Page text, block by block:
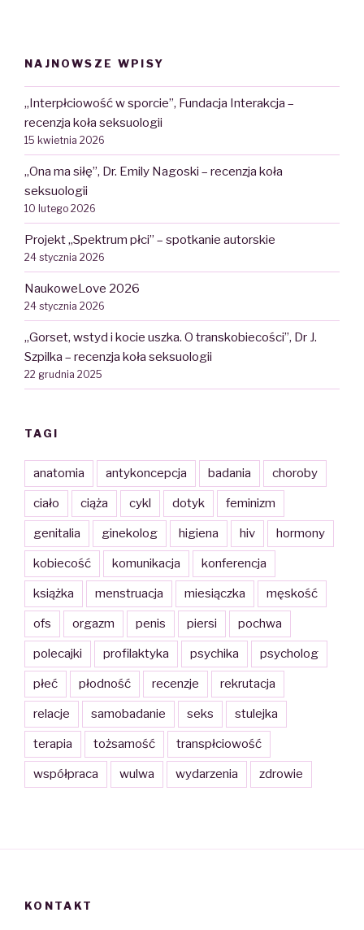
NAJNOWSZE WPISY
„Interpłciowość w sporcie”, Fundacja Interakcja –
recenzja koła seksuologii
15 kwietnia 2026
„Ona ma siłę”, Dr. Emily Nagoski – recenzja koła
seksuologii
10 lutego 2026
Projekt „Spektrum płci” – spotkanie autorskie
24 stycznia 2026
NaukoweLove 2026
24 stycznia 2026
„Gorset, wstyd i kocie uszka. O transkobiecości”, Dr J.
Szpilka – recenzja koła seksuologii
22 grudnia 2025
TAGI
anatomia antykoncepcja badania choroby
ciało ciąża cykl dotyk feminizm
genitalia ginekolog higiena hiv hormony
kobiecość komunikacja konferencja
książka menstruacja miesiączka męskość
ofs orgazm penis piersi pochwa
polecajki profilaktyka psychika psycholog
płeć płodność recenzje rekrutacja
relacje samobadanie seks stulejka
terapia tożsamość transpłciowość
współpraca wulwa wydarzenia zdrowie
KONTAKT